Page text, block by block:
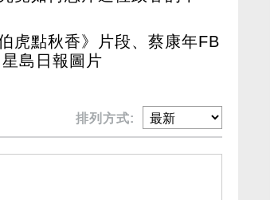
虎點秋香》片段、蔡康年FB
島日報圖片
排列方式: